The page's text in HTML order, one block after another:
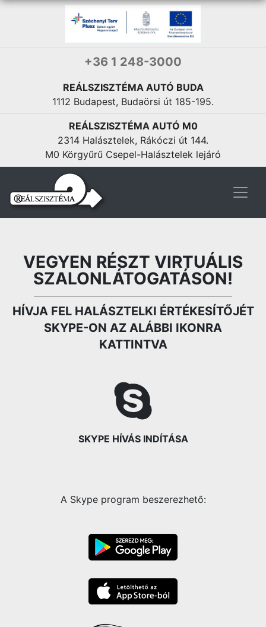
+36 1 248-3000
REÁLSZISZTÉMA AUTÓ BUDA
1112 Budapest, Budaörsi út 185-195.
REÁLSZISZTÉMA AUTÓ M0
2314 Halásztelek, Rákóczi út 144.
M0 Körgyűrű Csepel-Halásztelek lejáró
VEGYEN RÉSZT VIRTUÁLIS
SZALONLÁTOGATÁSON!
HÍVJA FEL HALÁSZTELKI ÉRTÉKESÍTŐJÉT
SKYPE-ON AZ ALÁBBI IKONRA
KATTINTVA
SKYPE HÍVÁS INDÍTÁSA
A Skype program beszerezhető: